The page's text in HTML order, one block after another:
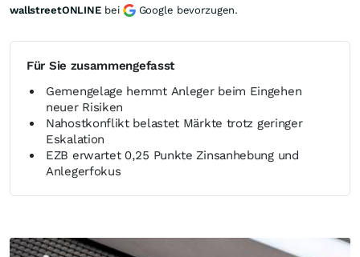
Für Sie zusammengefasst
Gemengelage hemmt Anleger beim Eingehen
neuer Risiken
Nahostkonflikt belastet Märkte trotz geringer
Eskalation
EZB erwartet 0,25 Punkte Zinsanhebung und
Anlegerfokus
wallstreetONLINE bei Google bevorzugen.